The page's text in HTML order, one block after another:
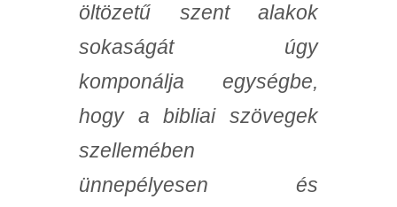
öltözetű szent alakok
sokaságát úgy
komponálja egységbe,
hogy a bibliai szövegek
szellemében
ünnepélyesen és